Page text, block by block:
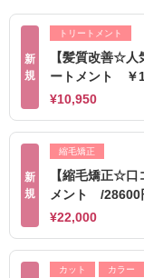
新
規
トリートメント
【髪質改善☆人
ートメント ￥
¥10,950
新
規
縮毛矯正
【縮毛矯正☆口
メント /28600
¥22,000
カット カラー